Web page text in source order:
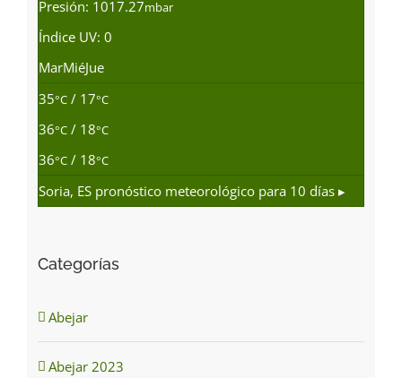
Presión: 1017.27mbar
Índice UV: 0
MarMiéJue
35°C/ 17°C
36°C/ 18°C
36°C/ 18°C
Soria, ESpronóstico meteorológico para 10 días ▸
Categorías
Abejar
Abejar 2023